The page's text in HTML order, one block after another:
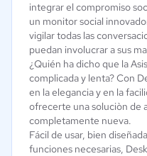
integrar el compromiso
un monitor social
vigilar todas las
puedan involucrar a sus
¿Quién ha dicho que la
complicada y lenta? Con
en la elegancia y en la
ofrecerte una soluciòn de
completamente nueva.
Fácil de usar, bien
funciones necesarias,